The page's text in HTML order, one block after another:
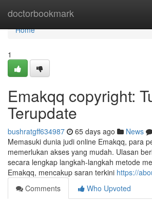
doctorbookmark
Home
Home
1
Emakqq copyright:
Terupdate
bushratgff634987 65 days ago News
Memasuki dunia judi online Emakqq, para
memerlukan akses yang mudah. Ulasan
secara lengkap langkah-langkah metode
Emakqq, mencakup saran terkini https://
Comments
Who Upvoted